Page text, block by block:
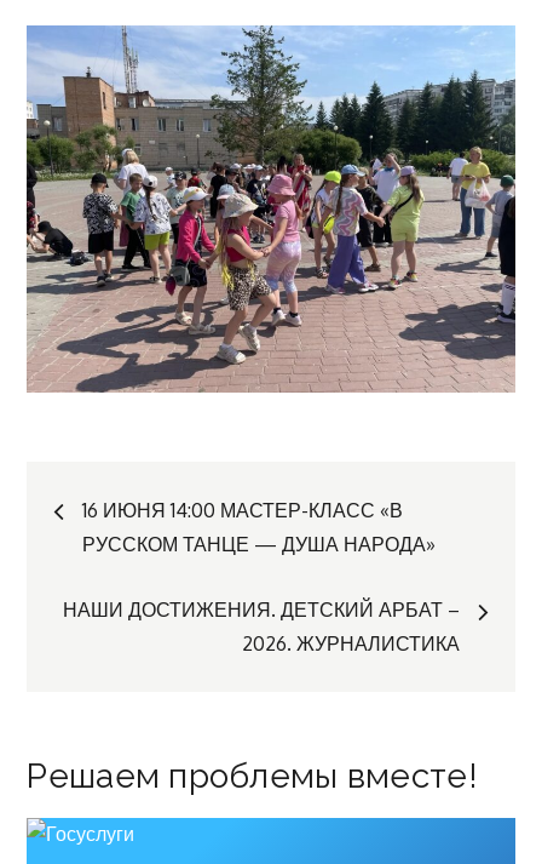
Навигация
16 ИЮНЯ 14:00 МАСТЕР-КЛАСС «В
РУССКОМ ТАНЦЕ — ДУША НАРОДА»
НАШИ ДОСТИЖЕНИЯ. ДЕТСКИЙ АРБАТ –
2026. ЖУРНАЛИСТИКА
Решаем проблемы вместе!